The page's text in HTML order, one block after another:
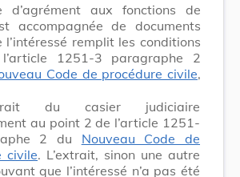
d’agrément aux fonctions de
accompagnée de documents
remplit les conditions
1251-3 paragraphe 2
Code de procédure civile,
du casier judiciaire
au point 2 de l’article 1251-
2 du Nouveau Code de
civile. L’extrait, sinon une autre
que l’intéressé n’a pas été